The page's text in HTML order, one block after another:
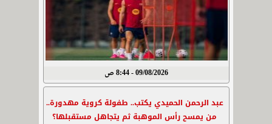
09/08/2026 - 8:44 ص
عبد الرحمن الحميدي يكتب.. طفولة كروية مهدورة..
من يمسح رأس الموهبة ثم يتجاهل مستقبلها؟